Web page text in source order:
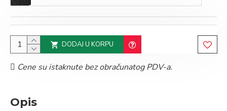
DODAJ U KORPU
Cene su istaknute bez obračunatog PDV-a.
Opis